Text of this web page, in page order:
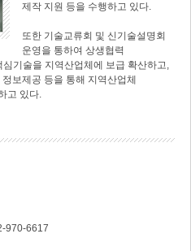
제작 지원 등을 수행하고 있다.
또한 기술교류회 및 신기술설명회
운영을 통하여 상생협력
기술을 지역산업체에 보급 확산하고,
보제공 등을 통해 지역산업체
고 있다.
970-6617